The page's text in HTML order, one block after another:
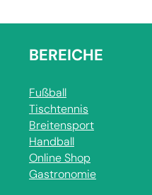
BEREICHE
Fußball
Tischtennis
Breitensport
Handball
Online Shop
Gastronomie